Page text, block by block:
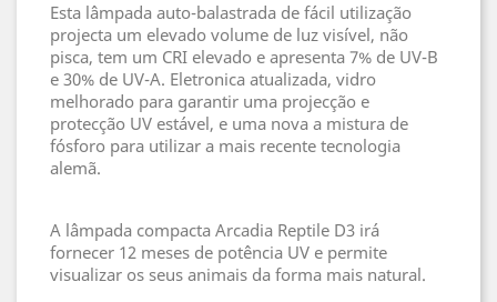
Esta lâmpada auto-balastrada de fácil utilização
projecta um elevado volume de luz visível, não
pisca, tem um CRI elevado e apresenta 7% de UV-B
e 30% de UV-A. Eletronica atualizada, vidro
melhorado para garantir uma projecção e
protecção UV estável, e uma nova a mistura de
fósforo para utilizar a mais recente tecnologia
alemã.
A lâmpada compacta Arcadia Reptile D3 irá
fornecer 12 meses de potência UV e permite
visualizar os seus animais da forma mais natural.